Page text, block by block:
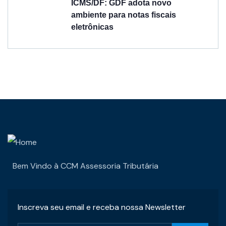
ICMS/DF: GDF adota novo
ambiente para notas fiscais
eletrônicas
Bem Vindo à CCM Assessoria Tributária
Inscreva seu email e receba nossa Newsletter